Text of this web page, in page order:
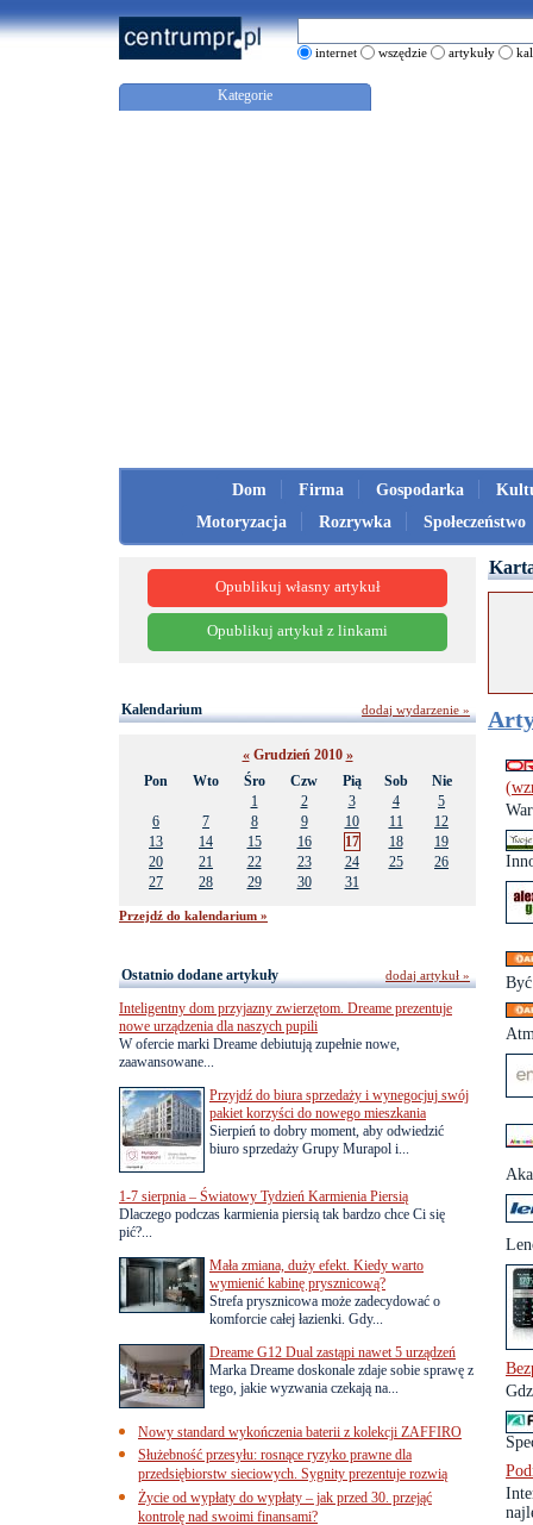
internet wszędzie artykuły
Kategorie
Dom Firma Gospodarka
Motoryzacja
Rozrywka Społeczeństwo
Opublikuj własny artykuł
Opublikuj artykuł z linkami
Kalendarium
«Grudzień 2010 »
Pon
Wto Śro Czw Pią Sob
Nie
1
2 3 4
5
6
7 8 9 10 11
12
13
14 15 16 17 18
19
20
21 22 23 24 25
26
27
28 29 30 31
Przejdź do kalendarium »
dodaj wydarzenie »
Ostatnio dodane artykuły
Inteligentny dom przyjazny zwierzętom. Dreame prezentuje
nowe urządzenia dla naszych pupili
W ofercie marki Dreame debiutują zupełnie nowe,
zaawansowane...
Przyjdź do biura sprzedaży i wynegocjuj swój
pakiet korzyści do nowego mieszkania
Sierpień to dobry moment, aby odwiedzić
biuro sprzedaży Grupy Murapol i...
1-7 sierpnia – Światowy Tydzień Karmienia Piersią
Dlaczego podczas karmienia piersią tak bardzo chce Ci się
pić?...
Mała zmiana, duży efekt. Kiedy warto
wymienić kabinę prysznicową?
Strefa prysznicowa może zadecydować o
komforcie całej łazienki. Gdy...
Dreame G12 Dual zastąpi nawet 5 urządzeń
Marka Dreame doskonale zdaje sobie sprawę z
tego, jakie wyzwania czekają na...
Nowy standard wykończenia baterii z kolekcji ZAFFIRO
Służebność przesyłu: rosnące ryzyko prawne dla
przedsiębiorstw sieciowych. Sygnity prezentuje rozwią
Życie od wypłaty do wypłaty – jak przed 30. przejąć
kontrolę nad swoimi finansami?
dodaj artykuł »